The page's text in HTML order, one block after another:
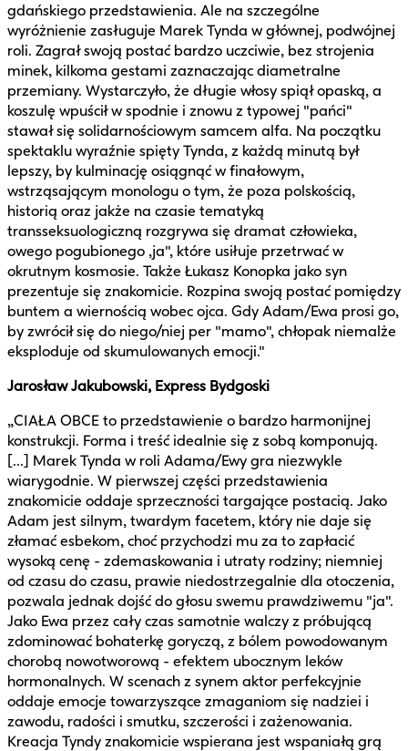
gdańskiego przedstawienia. Ale na szczególne
wyróżnienie zasługuje Marek Tynda w głównej, podwójnej
roli. Zagrał swoją postać bardzo uczciwie, bez strojenia
minek, kilkoma gestami zaznaczając diametralne
przemiany. Wystarczyło, że długie włosy spiął opaską, a
koszulę wpuścił w spodnie i znowu z typowej "pańci"
stawał się solidarnościowym samcem alfa. Na początku
spektaklu wyraźnie spięty Tynda, z każdą minutą był
lepszy, by kulminację osiągnąć w finałowym,
wstrząsającym monologu o tym, że poza polskością,
historią oraz jakże na czasie tematyką
transseksuologiczną rozgrywa się dramat człowieka,
owego pogubionego ,ja", które usiłuje przetrwać w
okrutnym kosmosie. Także Łukasz Konopka jako syn
prezentuje się znakomicie. Rozpina swoją postać pomiędzy
buntem a wiernością wobec ojca. Gdy Adam/Ewa prosi go,
by zwrócił się do niego/niej per "mamo", chłopak niemalże
eksploduje od skumulowanych emocji."
Jarosław Jakubowski, Express Bydgoski
„CIAŁA OBCE to przedstawienie o bardzo harmonijnej
konstrukcji. Forma i treść idealnie się z sobą komponują.
[...] Marek Tynda w roli Adama/Ewy gra niezwykle
wiarygodnie. W pierwszej części przedstawienia
znakomicie oddaje sprzeczności targające postacią. Jako
Adam jest silnym, twardym facetem, który nie daje się
złamać esbekom, choć przychodzi mu za to zapłacić
wysoką cenę - zdemaskowania i utraty rodziny; niemniej
od czasu do czasu, prawie niedostrzegalnie dla otoczenia,
pozwala jednak dojść do głosu swemu prawdziwemu "ja".
Jako Ewa przez cały czas samotnie walczy z próbującą
zdominować bohaterkę goryczą, z bólem powodowanym
chorobą nowotworową - efektem ubocznym leków
hormonalnych. W scenach z synem aktor perfekcyjnie
oddaje emocje towarzyszące zmaganiom się nadziei i
zawodu, radości i smutku, szczerości i zażenowania.
Kreacja Tyndy znakomicie wspierana jest wspaniałą grą